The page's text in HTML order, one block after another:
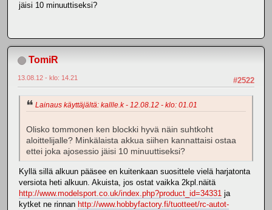
jäisi 10 minuuttiseksi?
TomiR
#2522
13.08.12 - klo: 14.21
Lainaus käyttäjältä: kallle.k - 12.08.12 - klo: 01.01
Olisko tommonen ken blockki hyvä näin suhtkoht
aloittelijalle? Minkälaista akkua siihen kannattaisi ostaa
ettei joka ajosessio jäisi 10 minuuttiseksi?
Kyllä sillä alkuun pääsee en kuitenkaan suosittele vielä harjatonta
versiota heti alkuun. Akuista, jos ostat vaikka 2kpl.näitä
http://www.modelsport.co.uk/index.php?product_id=34331 ja
kytket ne rinnan http://www.hobbyfactory.fi/tuotteet/rc-autot-